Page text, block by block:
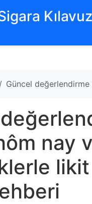
Güncel
nay